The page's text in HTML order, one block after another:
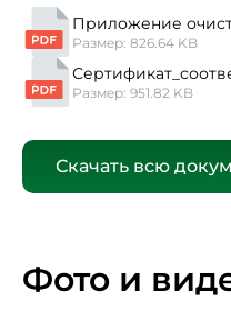
Приложение
Размер: 826.64 KB
Размер: 951.82 KB
Скачать всю
Фото и